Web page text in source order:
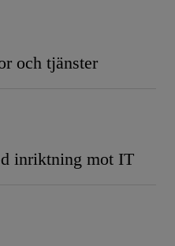
och tjänster
inriktning mot IT